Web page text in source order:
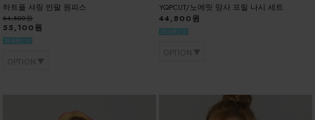
하트플 셔링 반팔 원피스
64,800원
55,100원
OPTION
YQPCUT/노에릿 망사 프릴 나시 세트
44,800원
OPTION